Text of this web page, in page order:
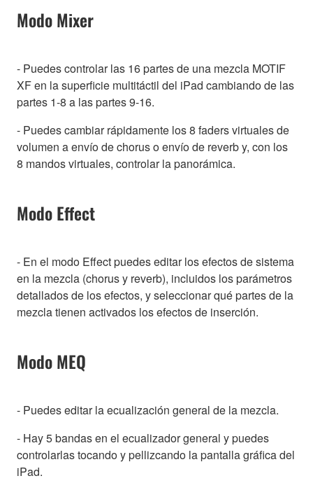
Modo Mixer
- Puedes controlar las 16 partes de una mezcla MOTIF
XF en la superficie multitáctil del iPad cambiando de las
partes 1-8 a las partes 9-16.
- Puedes cambiar rápidamente los 8 faders virtuales de
volumen a envío de chorus o envío de reverb y, con los
8 mandos virtuales, controlar la panorámica.
Modo Effect
- En el modo Effect puedes editar los efectos de sistema
en la mezcla (chorus y reverb), incluidos los parámetros
detallados de los efectos, y seleccionar qué partes de la
mezcla tienen activados los efectos de inserción.
Modo MEQ
- Puedes editar la ecualización general de la mezcla.
- Hay 5 bandas en el ecualizador general y puedes
controlarlas tocando y pellizcando la pantalla gráfica del
iPad.